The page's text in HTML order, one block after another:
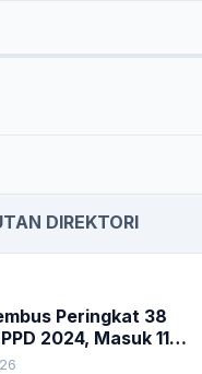
DIREKTORI
Peringkat 38
2024, Masuk 11